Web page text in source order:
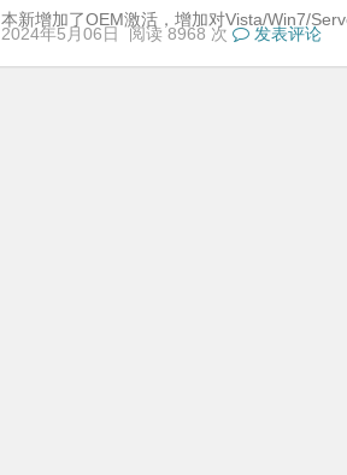
本新增加了OEM激活，增加对Vista/Win7/
2024年5月06日 阅读 8968 次 发表评论